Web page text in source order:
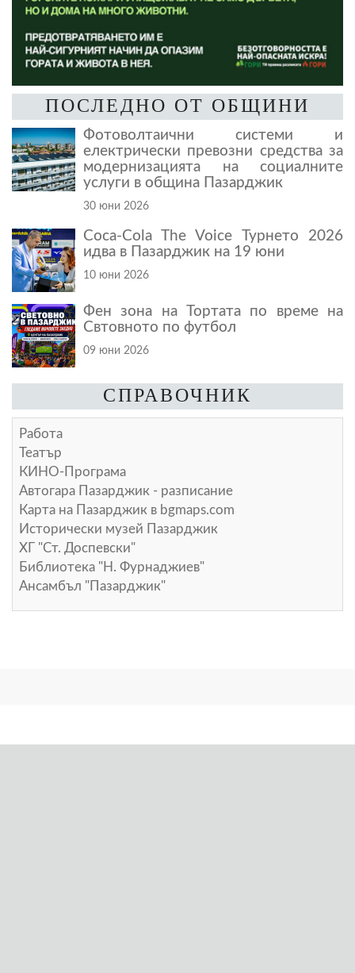
ПОСЛЕДНО ОТ ОБЩИНИ
Фотоволтаични системи и
електрически превозни средства за
модернизацията на социалните
услуги в община Пазарджик
30 юни 2026
Coca-Cola The Voice Турнето 2026
идва в Пазарджик на 19 юни
10 юни 2026
Фен зона на Тортата по време на
Свтовното по футбол
09 юни 2026
СПРАВОЧНИК
Работа
Театър
КИНО-Програма
Автогара Пазарджик - разписание
Карта на Пазарджик в bgmaps.com
Исторически музей Пазарджик
ХГ "Ст. Доспевски"
Библиотека "Н. Фурнаджиев"
Ансамбъл "Пазарджик"